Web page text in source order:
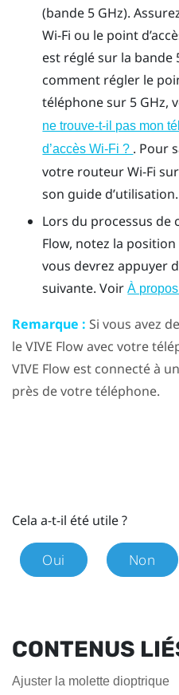
(bande 5 GHz).
Wi‍-Fi ou le point
est réglé sur la bande
comment régler le
téléphone sur 5 GHz,
ne trouve-t-il pas mon
d’accès Wi‍-Fi ? . Pour
votre routeurWi‍-Fi
son guide d’utilisation.
Lors du processus
Flow, notez la
vous devrez appuyer
suivante. VoirÀ
Remarque : Si vous avez
leVIVE Flowavec votre
VIVE Flow est connecté à
près de votre téléphone.
Cela a-t-il été utile ?
Oui Non
CONTENUS
Ajuster la molette dioptrique